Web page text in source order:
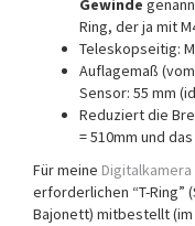
Gewinde
Ring, der ja mit
Teleskopseitig:
Auflagemaß
Sensor: 55 mm
Reduziert die
= 510mm und
Für meine Digitalkamera
erforderlichen “T-Ring”
Bajonett) mitbestellt (im